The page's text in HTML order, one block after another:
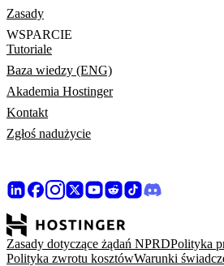
Zasady
WSPARCIE
Tutoriale
Baza wiedzy (ENG)
Akademia Hostinger
Kontakt
Zgłoś nadużycie
Zasady dotyczące żądań NPRDPolityka
Polityka zwrotu kosztówWarunki